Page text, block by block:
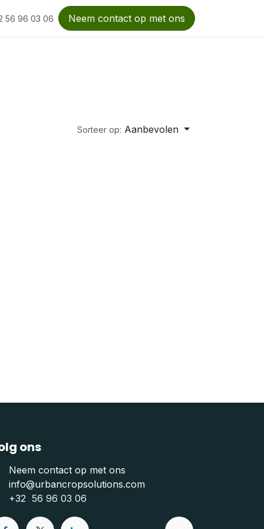
56 96 03 06 Neem contact op met ons
Sorteer op: Aanbevolen
ons
Neem contact op met ons
info@urbancropsolutions.com
+32 56 96 03 06